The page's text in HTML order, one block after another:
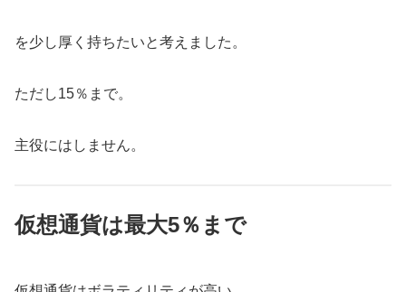
を少し厚く持ちたいと考えました。
ただし15％まで。
主役にはしません。
仮想通貨は最大5％まで